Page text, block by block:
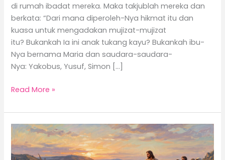
di rumah ibadat mereka. Maka takjublah mereka dan
berkata: “Dari mana diperoleh-Nya hikmat itu dan
kuasa untuk mengadakan mujizat-mujizat
itu? Bukankah Ia ini anak tukang kayu? Bukankah ibu-
Nya bernama Maria dan saudara-saudara-
Nya: Yakobus, Yusuf, Simon […]
Read More »
Kerajaan
Allah
untuk